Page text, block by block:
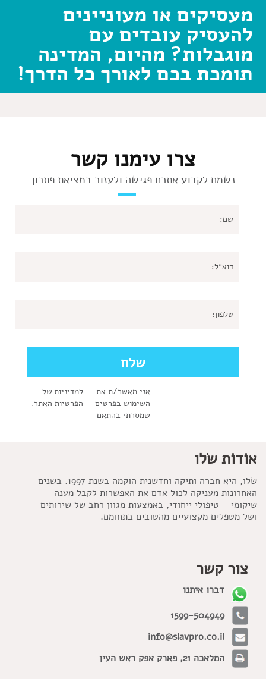
מעסיקים או מעוניינים
להעסיק עובדים עם
מוגבלות? מהיום, המדינה
תומכת בכם לאורך כל הדרך!
צרו עימנו קשר
נשמח לקבוע אתכם פגישה ולעזור במציאת פתרון
אני מאשר/ת את
השימוש בפרטים
שמסרתי בהתאם
למדיניות
הפרטיות
של
האתר.
אוֹדוֹת שׂלו
שׂלו, היא חברה ותיקה וחדשנית הוקמה בשנת 1997. בשנים
האחרונות מעניקה לכול אדם את האפשרות לקבל מענה
שיקומי – טיפולי ייחודי, באמצעות מגוון רחב של שירותים
ושל מטפלים מקצועיים מהטובים בתחומם.
צור קשר
דברו איתנו
1599-504949
info@slavpro.co.il
המלאכה 21, פארק אפק ראש העין